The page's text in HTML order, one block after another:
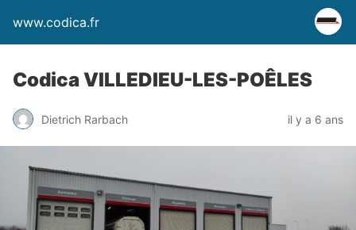
www.codica.fr
Codica VILLEDIEU-LES-POÊLES
Dietrich Rarbach il y a 6 ans